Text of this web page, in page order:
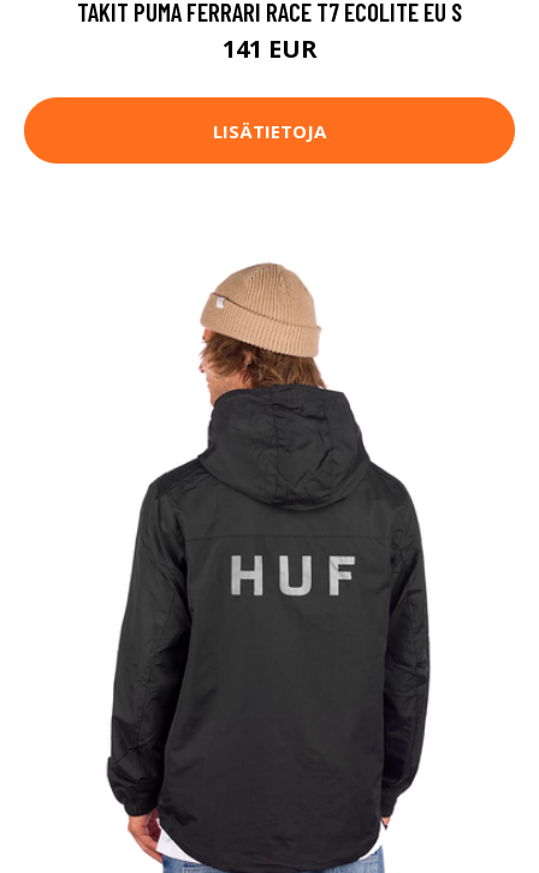
TAKIT PUMA FERRARI RACE T7 ECOLITE EU S
141 EUR
LISÄTIETOJA